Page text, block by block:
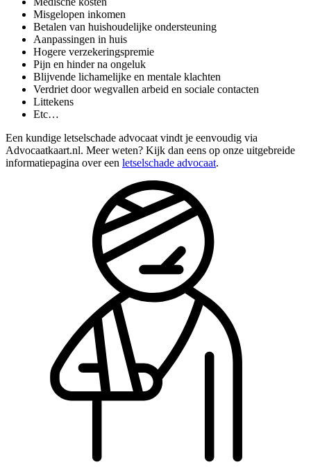
Misgelopen inkomen
Betalen van huishoudelijke ondersteuning
Aanpassingen in huis
Hogere verzekeringspremie
Pijn en hinder na ongeluk
Blijvende lichamelijke en mentale klachten
Verdriet door wegvallen arbeid en sociale contacten
Littekens
Etc…
Een kundige letselschade advocaat vindt je eenvoudig via
Advocaatkaart.nl. Meer weten? Kijk dan eens op onze uitgebreide
informatiepagina over een letselschade advocaat.